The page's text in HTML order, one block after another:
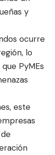
y
ocurre
lo
PyMEs
este